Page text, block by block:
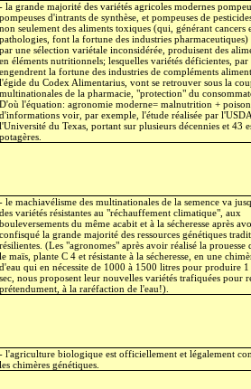
- la grande majorité des variétés agricoles modernes
pompeuses d'intrants de synthèse, et pompeuses de
non seulement des aliments toxiques (qui, générant cancers
pathologies, font la fortune des industries pharmaceutiques)
par une sélection variétale inconsidérée, produisent des
en éléments nutritionnels; lesquelles variétés déficientes,
engendrent la fortune des industries de compléments
l'égide du Codex Alimentarius, vont se retrouver sous la
multinationales de la pharmacie, "protection" du
D'où l'équation: agronomie moderne= malnutrition +
d'informations voir, par exemple, l'étude réalisée par
l'Université du Texas, portant sur plusieurs décennies et 43
potagères.
- le machiavélisme des multinationales de la semence va
des variétés résistantes au "réchauffement climatique", aux
bouleversements du même acabit et à la sécheresse après
confisqué la grande majorité des ressources génétiques
résilientes. (Les "agronomes" après avoir réalisé la prouesse
le maïs, plante C 4 et résistante à la sécheresse, en une
d'eau qui en nécessite de 1000 à 1500 litres pour produire
sec, nous proposent leur nouvelles variétés trafiquées pour
prétendument, à la raréfaction de l'eau!).
- l'agriculture biologique est officiellement et légalement
les chimères génétiques.